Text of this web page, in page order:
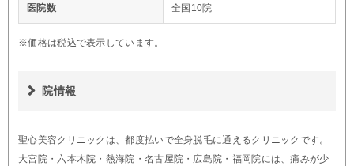
医院数 全国10院
※価格は税込で表示しています。
院情報
聖心美容クリニックは、都度払いで全身脱毛に通えるクリニックです。
大宮院・六本木院・熱海院・名古屋院・広島院・福岡院には、痛みが少